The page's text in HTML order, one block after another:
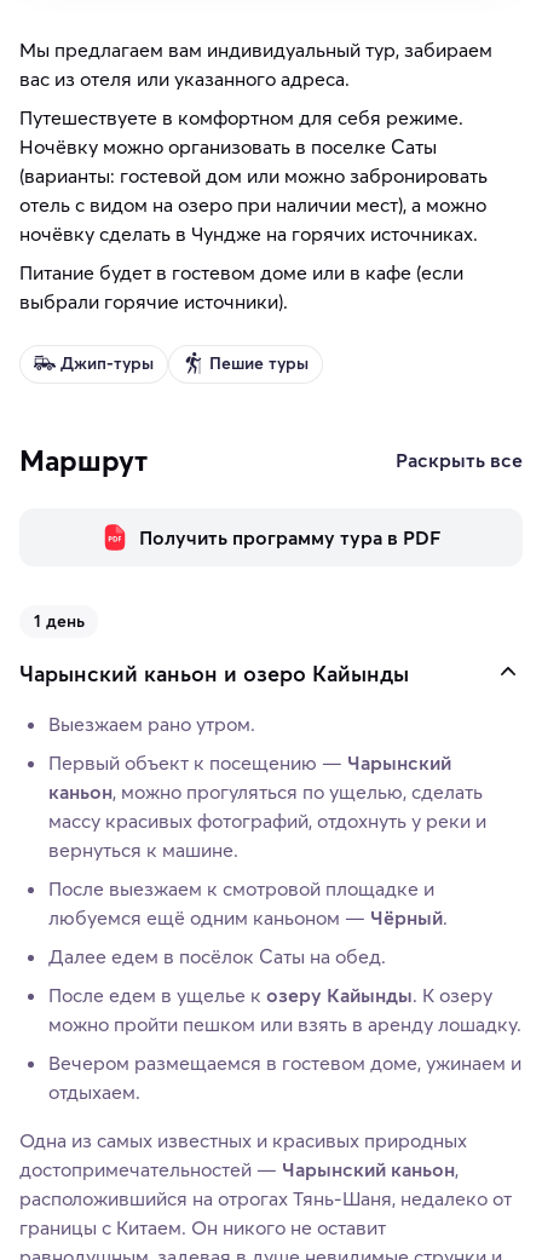
Мы предлагаем вам индивидуальный тур, забираем
вас из отеля или указанного адреса.
Путешествуете в комфортном для себя режиме.
Ночёвку можно организовать в поселке Саты
(варианты: гостевой дом или можно забронировать
отель с видом на озеро при наличии мест), а можно
ночёвку сделать в Чундже на горячих источниках.
Питание будет в гостевом доме или в кафе (если
выбрали горячие источники).
Джип-туры Пешие туры
Маршрут Раскрыть все
Получить программу тура в PDF
1 день
Чарынский каньон и озеро Кайынды
Выезжаем рано утром.
Первый объект к посещению — Чарынский
каньон, можно прогуляться по ущелью, сделать
массу красивых фотографий, отдохнуть у реки и
вернуться к машине.
После выезжаем к смотровой площадке и
любуемся ещё одним каньоном — Чёрный.
Далее едем в посёлок Саты на обед.
После едем в ущелье к озеру Кайынды. К озеру
можно пройти пешком или взять в аренду лошадку.
Вечером размещаемся в гостевом доме, ужинаем и
отдыхаем.
Одна из самых известных и красивых природных
достопримечательностей — Чарынский каньон,
расположившийся на отрогах Тянь-Шаня, недалеко от
границы с Китаем. Он никого не оставит